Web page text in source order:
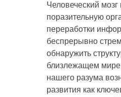
Человеческий мозг
поразительную
переработки
беспрерывно
обнаружить
близлежащем
нашего разума
развития как